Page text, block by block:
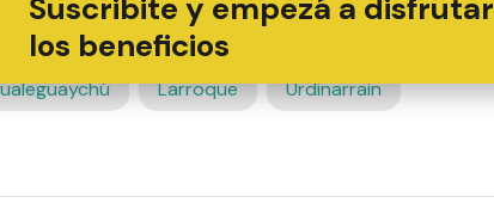
Suscribite y empezá a
los beneficios
Larroque Urdinarrain